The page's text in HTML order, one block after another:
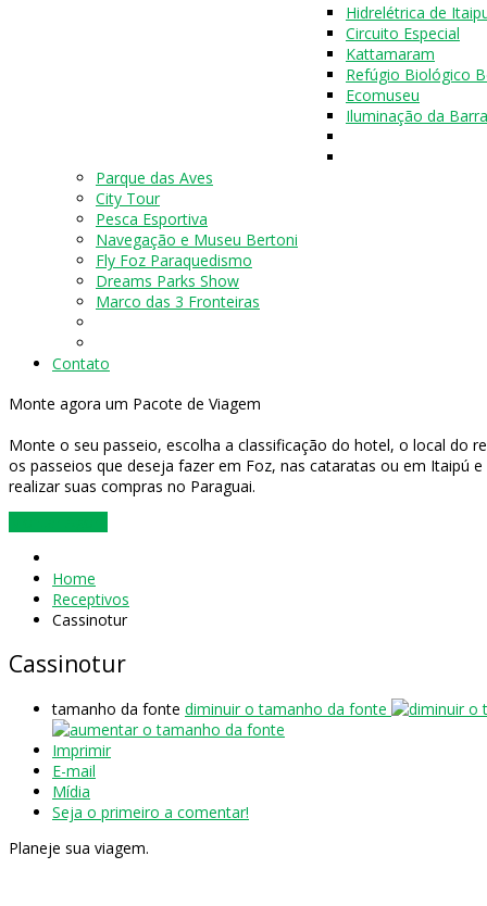
Hidrelétrica de
Circuito Especial
Kattamaram
Refúgio Biológico
Ecomuseu
Iluminação da
Parque das Aves
City Tour
Pesca Esportiva
Navegação e Museu Bertoni
Fly Foz Paraquedismo
Dreams Parks Show
Marco das 3 Fronteiras
Contato
Monte agora um Pacote de Viagem
Monte o seu passeio, escolha a classificação do hotel, o local do
os passeios que deseja fazer em Foz, nas cataratas ou em Itaipú
realizar suas compras no Paraguai.
Home
Receptivos
Cassinotur
Cassinotur
tamanho da fonte diminuir o tamanho da fonte
Imprimir
E-mail
Mídia
Seja o primeiro a comentar!
Planeje sua viagem.